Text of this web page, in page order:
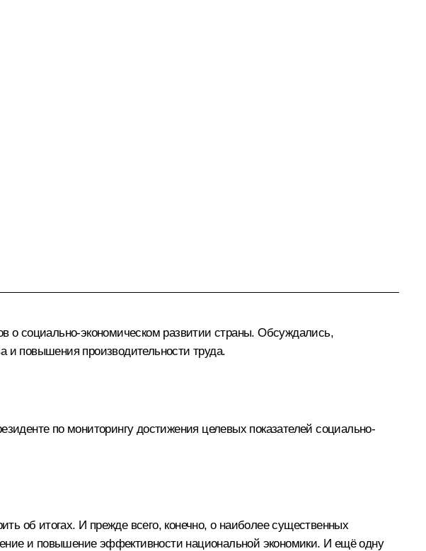
о социально-экономическом развитии страны. Обсуждались,
и повышения производительности труда.
по мониторингу достижения целевых показателей социально-
об итогах. И прежде всего, конечно, о наиболее существенных
и повышение эффективности национальной экономики. И ещё одну